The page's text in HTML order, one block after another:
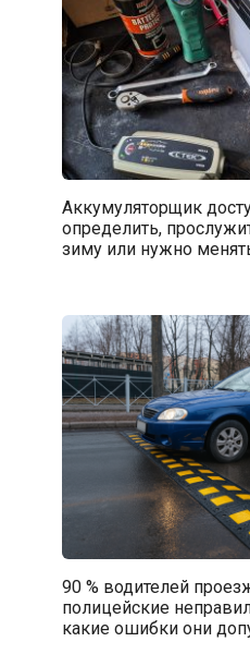
Аккумуляторщик
определить,
зиму или нужно
90 % водителей
полицейские
какие ошибки они